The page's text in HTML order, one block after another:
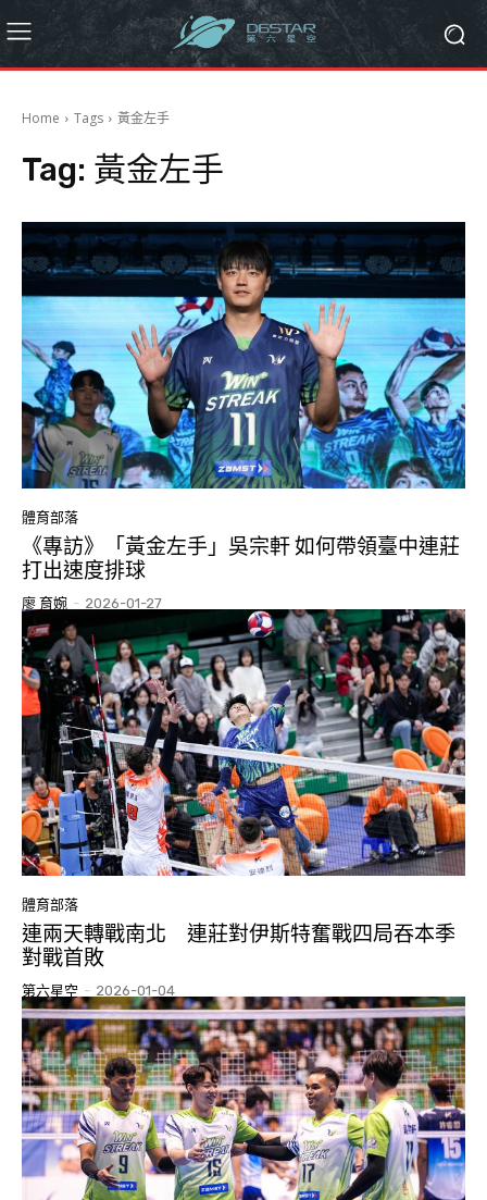
Home Tags 黃金左手
Tag: 黃金左手
體育部落
《專訪》「黃金左手」吳宗軒 如何帶領臺中連莊
打出速度排球
廖 育婉 - 2026-01-27
體育部落
連兩天轉戰南北 連莊對伊斯特奮戰四局吞本季
對戰首敗
第六星空 - 2026-01-04